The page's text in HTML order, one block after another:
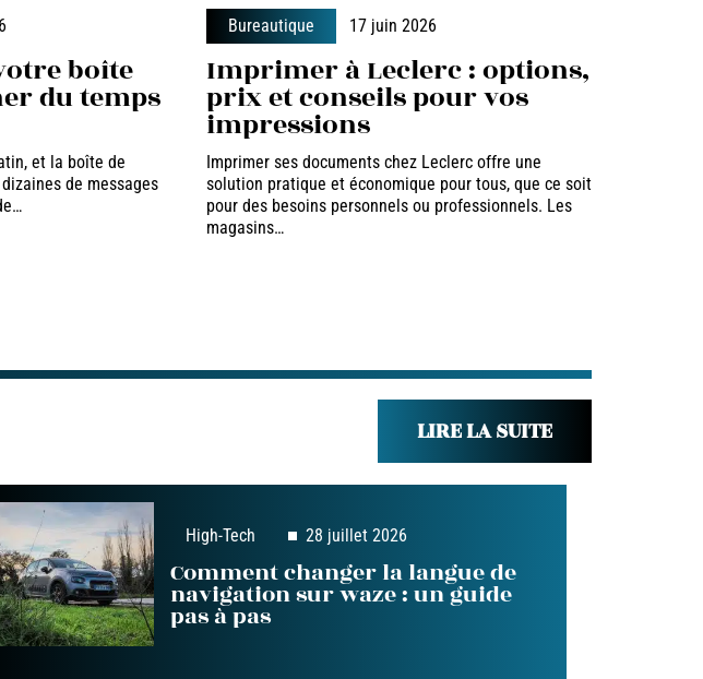
boîte
du temps
et la boîte de
de messages
…
Bureautique 17 juin 2026
Imprimer à Leclerc : options,
prix et conseils pour vos
impressions
Imprimer ses documents chez Leclerc offre une
solution pratique et économique pour tous, que ce soit
pour des besoins personnels ou professionnels. Les
magasins…
LIRE LA SUITE
High-Tech 28 juillet 2026
Comment changer la langue de
navigation sur waze : un guide
pas à pas